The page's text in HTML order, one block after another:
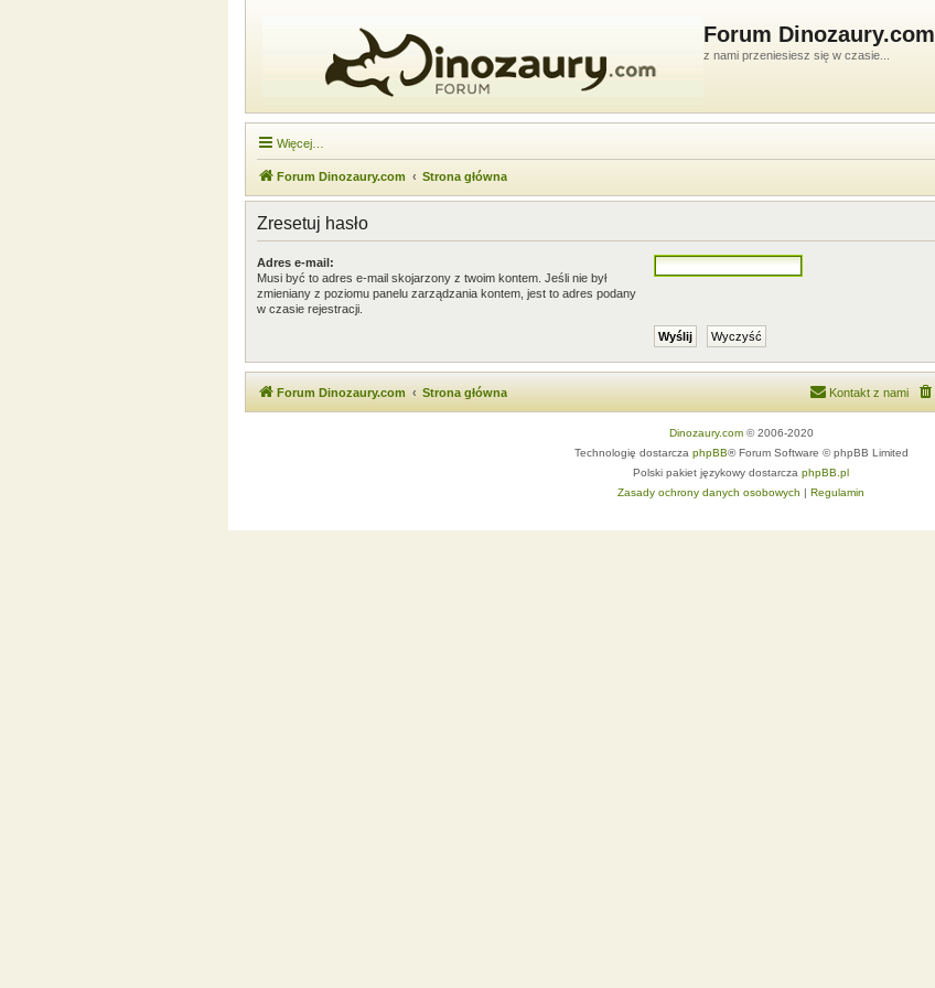
Forum Dinozaury.com
z nami przeniesiesz się w czasie...
Więcej…
Forum Dinozaury.com Strona główna
Zresetuj hasło
Adres e-mail:
Musi być to adres e-mail skojarzony z twoim kontem. Jeśli nie był
zmieniany z poziomu panelu zarządzania kontem, jest to adres podany
w czasie rejestracji.
Forum Dinozaury.com Strona główna Kontakt z nami
Dinozaury.com© 2006-2020
Technologię dostarcza phpBB® Forum Software © phpBB Limited
Polski pakiet językowy dostarcza phpBB.pl
Zasady ochrony danych osobowych | Regulamin